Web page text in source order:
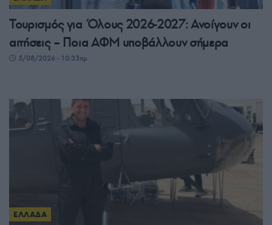
Τουρισμός για Όλους 2026-2027: Ανοίγουν οι
αιτήσεις – Ποια ΑΦΜ υποβάλλουν σήμερα
5/08/2026 - 10:33πμ
ΕΛΛΑΔΑ